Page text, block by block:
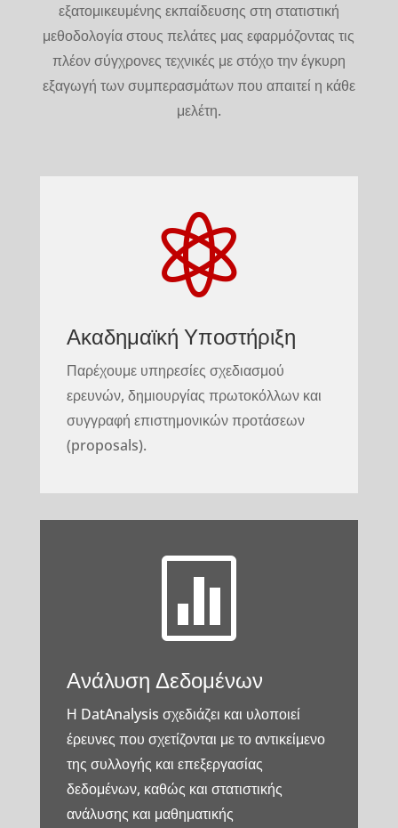
εξατομικευμένης εκπαίδευσης στη στατιστική
μεθοδολογία στους πελάτες μας εφαρμόζοντας τις
πλέον σύγχρονες τεχνικές με στόχο την έγκυρη
εξαγωγή των συμπερασμάτων που απαιτεί η κάθε
μελέτη.

Ακαδημαϊκή Υποστήριξη
Παρέχουμε υπηρεσίες σχεδιασμού
ερευνών, δημιουργίας πρωτοκόλλων και
συγγραφή επιστημονικών προτάσεων
(proposals).

Ανάλυση Δεδομένων
Η DatAnalysis σχεδιάζει και υλοποιεί
έρευνες που σχετίζονται με το αντικείμενο
της συλλογής και επεξεργασίας
δεδομένων, καθώς και στατιστικής
ανάλυσης και μαθηματικής